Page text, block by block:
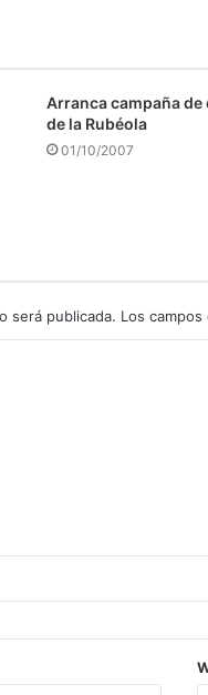
Arranca campaña
de la Rubéola
01/10/2007
será publicada. Los